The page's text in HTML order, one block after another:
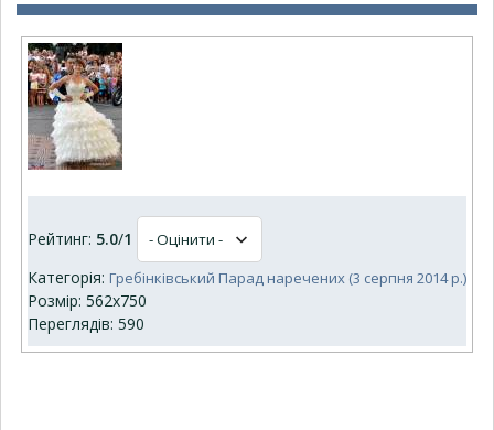
Рейтинг: 5.0/1
Категорія: Гребінківський Парад наречених (3 серпня 2014 р.)
Розмір: 562x750
Переглядів: 590